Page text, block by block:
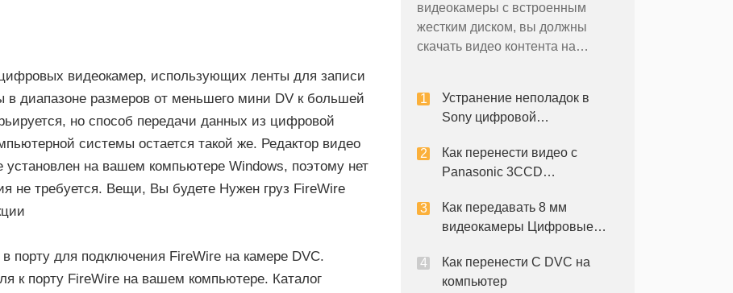
видеокамер, использующих ленты для записи
в диапазоне размеров от меньшего мини DV к большей
но способ передачи данных из цифровой
системы остается такой же. Редактор видео
установлен на вашем компьютере Windows, поэтому нет
не требуется. Вещи, Вы будете Нужен груз FireWire
порту для подключения FireWire на камере DVC.
к порту FireWire на вашем компьютере. Каталог
длинной стеклянной сменным
объективом и 3x
широкоугольный объектив. Он
видеокамеры с встроенным
жестким диском, вы должны
скачать видео контента на
контента похоже на
использование внешнего диска
жестком, а информация файл
внутренн
Устранение неполадок в
Sony цифровой
Как перенести видео с
Panasonic 3CCD
Как передавать 8 мм
видеокамеры Цифровые
Как перенести С DVC на
компьютер